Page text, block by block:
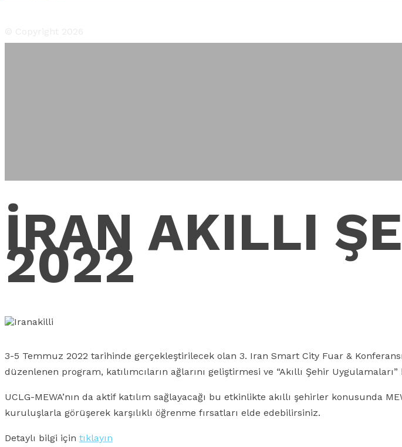
İRAN AKILLI
2022
3-5 Temmuz 2022 tarihinde gerçekleştirilecek olan 3. Iran Smart City Fuar &
düzenlenen program, katılımcıların ağlarını geliştirmesi ve “Akıllı Şehir
UCLG-MEWA’nın da aktif katılım sağlayacağı bu etkinlikte akıllı şehirler konusunda
kuruluşlarla görüşerek karşılıklı öğrenme fırsatları elde edebilirsiniz.
Detaylı bilgi için tıklayın